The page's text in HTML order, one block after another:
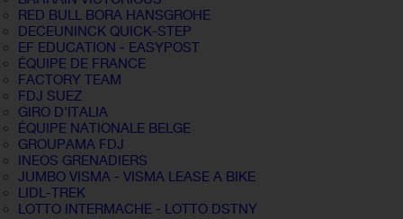
RED BULL BORA HANSGROHE
DECEUNINCK QUICK-STEP
EF EDUCATION - EASYPOST
ÉQUIPE DE FRANCE
FACTORY TEAM
FDJ SUEZ
GIRO D'ITALIA
ÉQUIPE NATIONALE BELGE
GROUPAMA FDJ
INEOS GRENADIERS
JUMBO VISMA - VISMA LEASE A BIKE
LIDL-TREK
LOTTO INTERMACHE - LOTTO DSTNY